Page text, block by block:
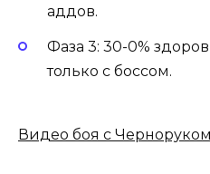
аддов.
Фаза 3: 30-0%
только с боссом.
Видео боя с Черноруком